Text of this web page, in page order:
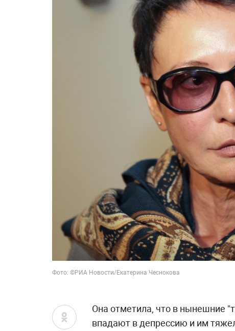
Фото: ©РИА Новости/Екатерина Чеснокова
Она отметила, что в нынешние
впадают в депрессию и им